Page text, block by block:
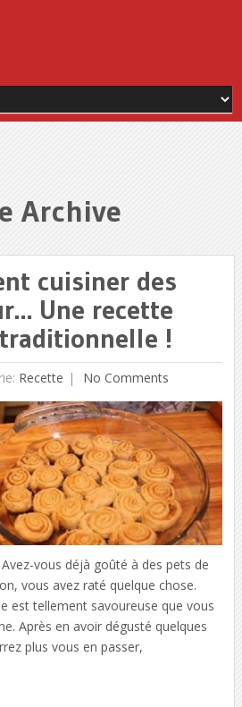
Archive
cuisiner des
Une recette
!
Recette No Comments
Avez-vous déjà goûté à des pets de
vous avez raté quelque chose.
est tellement savoureuse que vous
Après en avoir dégusté quelques
plus vous en passer,